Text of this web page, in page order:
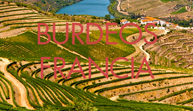
BURDEOS
FRANCIA